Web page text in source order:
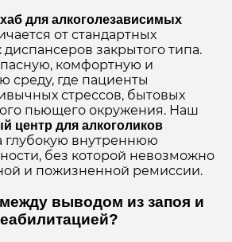
для алкоголезависимых
от стандартных
диспансеров закрытого типа.
комфортную и
где пациенты
стрессов, бытовых
пьющего окружения. Наш
центр для алкоголиков
глубокую внутреннюю
без которой невозможно
и пожизненной ремиссии.
выводом из запоя и